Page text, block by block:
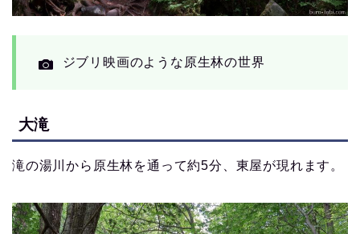
ジブリ映画のような原生林の世界
大滝
滝の湯川から原生林を通って約5分、東屋が現れます。